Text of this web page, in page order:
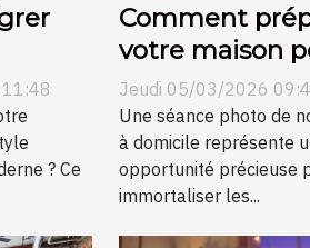
un
?
? Ce
Comment
votre maison
une séance
nouveau-né?
Jeudi 05/03/2026
Une séance photo de
à domicile représente
opportunité précieuse
immortaliser les...